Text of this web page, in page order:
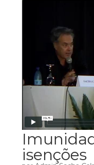
isenções